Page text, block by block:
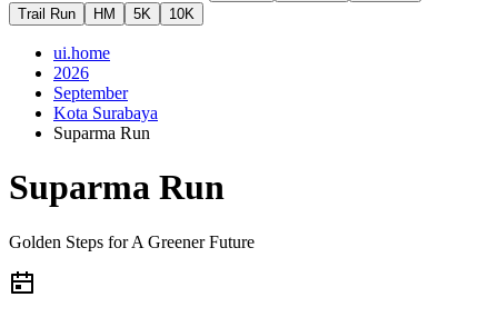
Trail Run
HM 5K 10K
ui.home
2026
September
Kota Surabaya
Suparma Run
Suparma Run
Golden Steps for A Greener Future